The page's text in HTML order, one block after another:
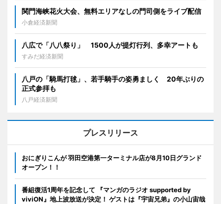
関門海峡花火大会、無料エリアなしの門司側をライブ配信
小倉経済新聞
八広で「八八祭り」 1500人が提灯行列、多幸アートも
すみだ経済新聞
八戸の「騎馬打毬」、若手騎手の姿勇ましく 20年ぶりの
正式参拝も
八戸経済新聞
プレスリリース
おにぎりこんが 羽田空港第一ターミナル店が8月10日グランド
オープン！！
番組復活1周年を記念して 『マンガのラジオ supported by
viviON』地上波放送が決定！ ゲストは『宇宙兄弟』の小山宙哉